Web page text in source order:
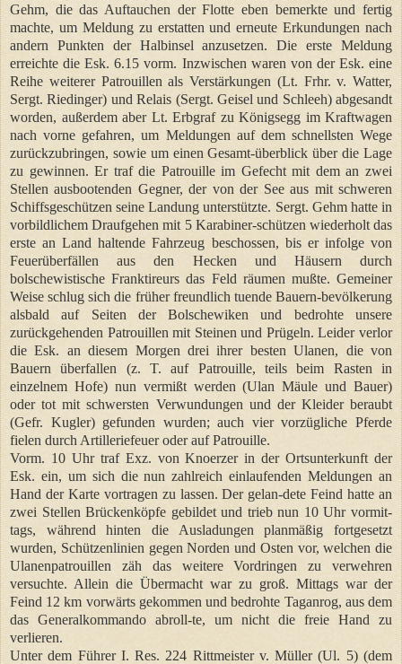
Gehm, die das Auftauchen der Flotte eben bemerkte und fertig
machte, um Meldung zu erstatten und erneute Erkundungen nach
andern Punkten der Halbinsel anzusetzen. Die erste Meldung
erreichte die Esk. 6.15 vorm. Inzwischen waren von der Esk. eine
Reihe weiterer Patrouillen als Verstärkungen (Lt. Frhr. v. Watter,
Sergt. Riedinger) und Relais (Sergt. Geisel und Schleeh) abgesandt
worden, außerdem aber Lt. Erbgraf zu Königsegg im Kraftwagen
nach vorne gefahren, um Meldungen auf dem schnellsten Wege
zurückzubringen, sowie um einen Gesamt-überblick über die Lage
zu gewinnen. Er traf die Patrouille im Gefecht mit dem an zwei
Stellen ausbootenden Gegner, der von der See aus mit schweren
Schiffsgeschützen seine Landung unterstützte. Sergt. Gehm hatte in
vorbildlichem Draufgehen mit 5 Karabiner-schützen wiederholt das
erste an Land haltende Fahrzeug beschossen, bis er infolge von
Feuerüberfällen aus den Hecken und Häusern durch
bolschewistische Franktireurs das Feld räumen mußte. Gemeiner
Weise schlug sich die früher freundlich tuende Bauern-bevölkerung
alsbald auf Seiten der Bolschewiken und bedrohte unsere
zurückgehenden Patrouillen mit Steinen und Prügeln. Leider verlor
die Esk. an diesem Morgen drei ihrer besten Ulanen, die von
Bauern überfallen (z. T. auf Patrouille, teils beim Rasten in
einzelnem Hofe) nun vermißt werden (Ulan Mäule und Bauer)
oder tot mit schwersten Verwundungen und der Kleider beraubt
(Gefr. Kugler) gefunden wurden; auch vier vorzügliche Pferde
fielen durch Artilleriefeuer oder auf Patrouille.
Vorm. 10 Uhr traf Exz. von Knoerzer in der Ortsunterkunft der
Esk. ein, um sich die nun zahlreich einlaufenden Meldungen an
Hand der Karte vortragen zu lassen. Der gelan-dete Feind hatte an
zwei Stellen Brückenköpfe gebildet und trieb nun 10 Uhr vormit-
tags, während hinten die Ausladungen planmäßig fortgesetzt
wurden, Schützenlinien gegen Norden und Osten vor, welchen die
Ulanenpatrouillen zäh das weitere Vordringen zu verwehren
versuchte. Allein die Übermacht war zu groß. Mittags war der
Feind 12 km vorwärts gekommen und bedrohte Taganrog, aus dem
das Generalkommando abroll-te, um nicht die freie Hand zu
verlieren.
Unter dem Führer I. Res. 224 Rittmeister v. Müller (Ul. 5) (dem